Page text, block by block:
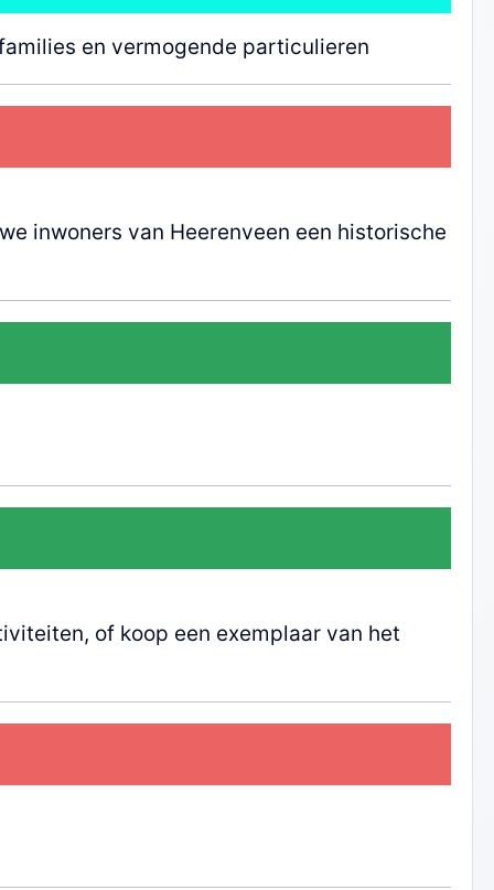
en vermogende particulieren
inwoners van Heerenveen een historische
of koop een exemplaar van het